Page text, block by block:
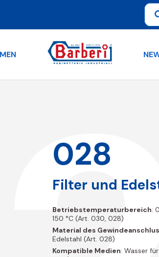
028
Filter und
Betriebstemperaturbereich:
150 °C (Art. 030, 028)
Material des
Edelstahl (Art. 028)
Kompatible Medien: Wasser